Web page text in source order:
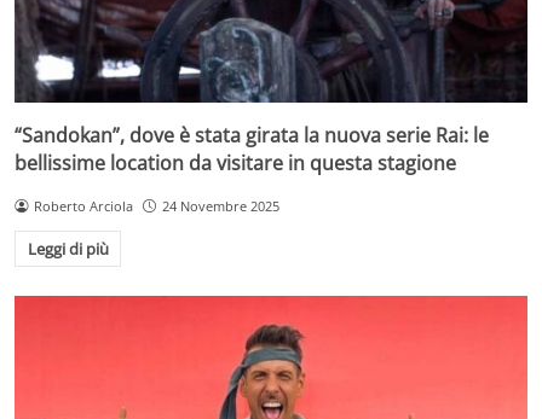
“Sandokan”, dove è stata girata la nuova serie Rai: le
bellissime location da visitare in questa stagione
Roberto Arciola 24 Novembre 2025
Leggi di più